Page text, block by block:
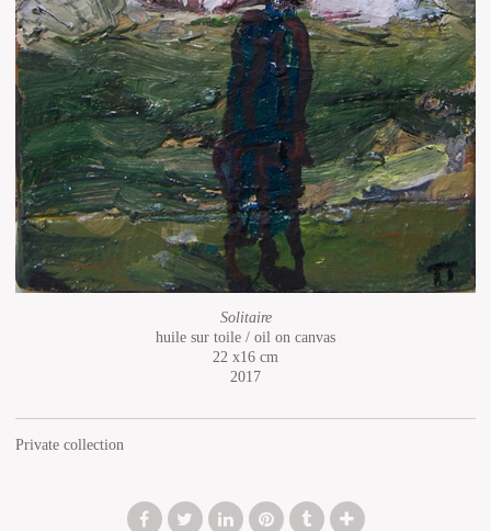
Solitaire
huile sur toile / oil on canvas
22 x16 cm
2017
Private collection